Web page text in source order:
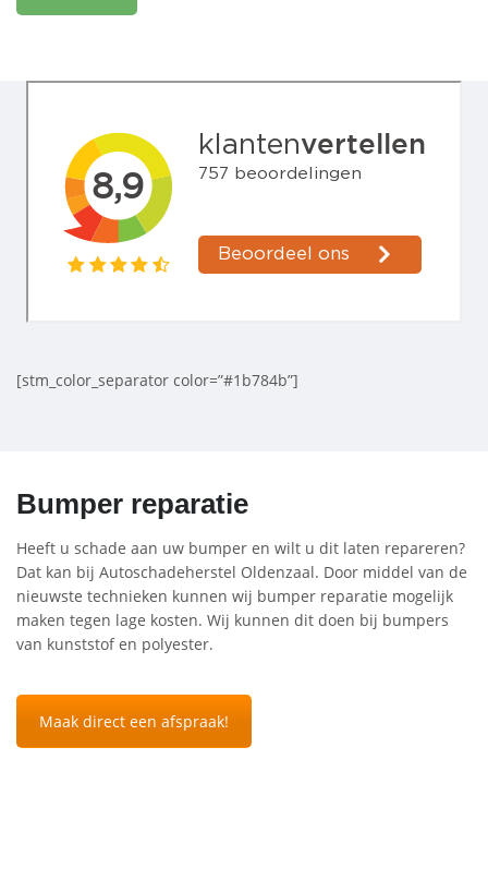
[stm_color_separator color=”#1b784b”]
Bumper reparatie
Heeft u schade aan uw bumper en wilt u dit laten repareren?
Dat kan bij Autoschadeherstel Oldenzaal. Door middel van de
nieuwste technieken kunnen wij bumper reparatie mogelijk
maken tegen lage kosten. Wij kunnen dit doen bij bumpers
van kunststof en polyester.
Maak direct een afspraak!